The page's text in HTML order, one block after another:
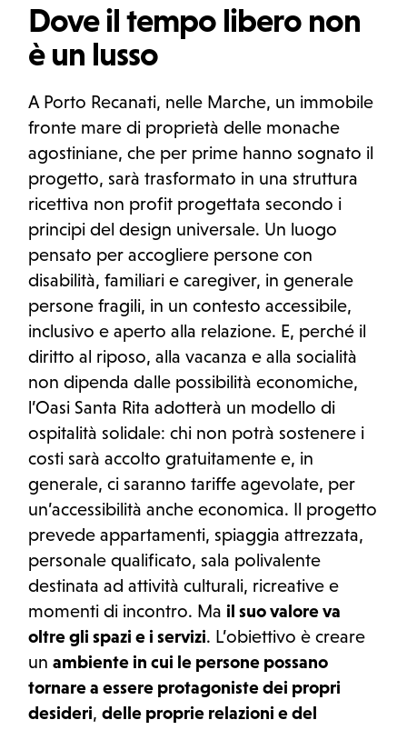
Dove il tempo libero non
è un lusso
A Porto Recanati, nelle Marche, un immobile
fronte mare di proprietà delle monache
agostiniane, che per prime hanno sognato il
progetto, sarà trasformato in una struttura
ricettiva non profit progettata secondo i
principi del design universale. Un luogo
pensato per accogliere persone con
disabilità, familiari e caregiver, in generale
persone fragili, in un contesto accessibile,
inclusivo e aperto alla relazione. E, perché il
diritto al riposo, alla vacanza e alla socialità
non dipenda dalle possibilità economiche,
l’Oasi Santa Rita adotterà un modello di
ospitalità solidale: chi non potrà sostenere i
costi sarà accolto gratuitamente e, in
generale, ci saranno tariffe agevolate, per
un’accessibilità anche economica. Il progetto
prevede appartamenti, spiaggia attrezzata,
personale qualificato, sala polivalente
destinata ad attività culturali, ricreative e
momenti di incontro. Ma il suo valore va
oltre gli spazi e i servizi. L’obiettivo è creare
unambiente in cui le persone possano
tornare a essere protagoniste dei propri
desideri,delle proprie relazioni e del